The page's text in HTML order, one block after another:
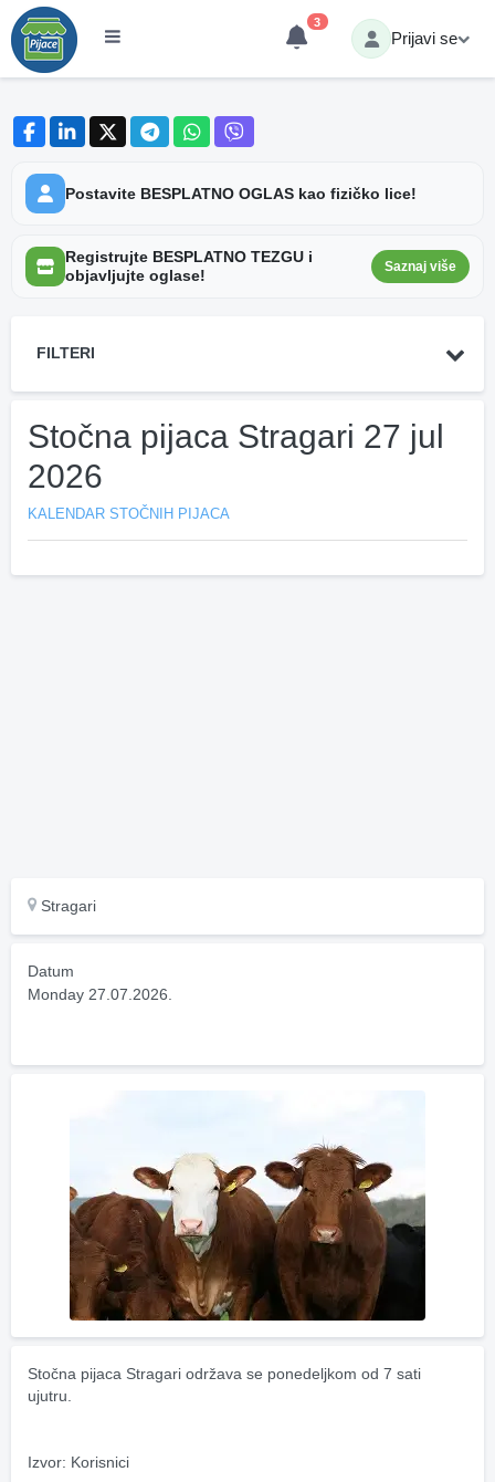
3
Prijavi se
Postavite BESPLATNO OGLAS kao fizičko lice!
Registrujte BESPLATNO TEZGU i
objavljujte oglase!
Saznaj više
FILTERI
Stočna pijaca Stragari 27 jul
2026
KALENDAR STOČNIH PIJACA
Stragari
Datum
Monday 27.07.2026.
Stočna pijaca Stragari održava se ponedeljkom od 7 sati
ujutru.
Izvor: Korisnici